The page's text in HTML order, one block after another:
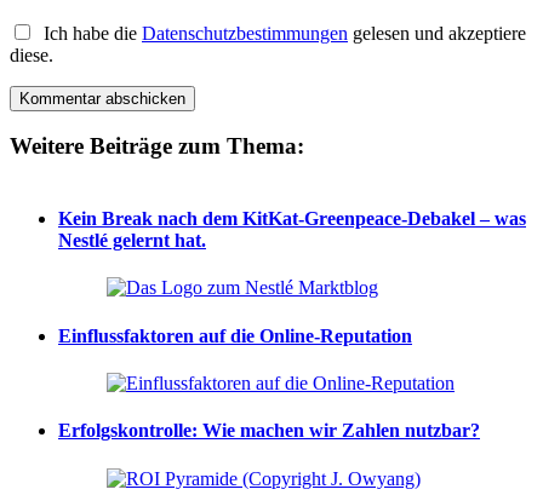
Ich habe die Datenschutzbestimmungen gelesen und akzeptiere
diese.
Weitere Beiträge zum Thema:
Kein Break nach dem KitKat-Greenpeace-Debakel – was
Nestlé gelernt hat.
Einflussfaktoren auf die Online-Reputation
Erfolgskontrolle: Wie machen wir Zahlen nutzbar?